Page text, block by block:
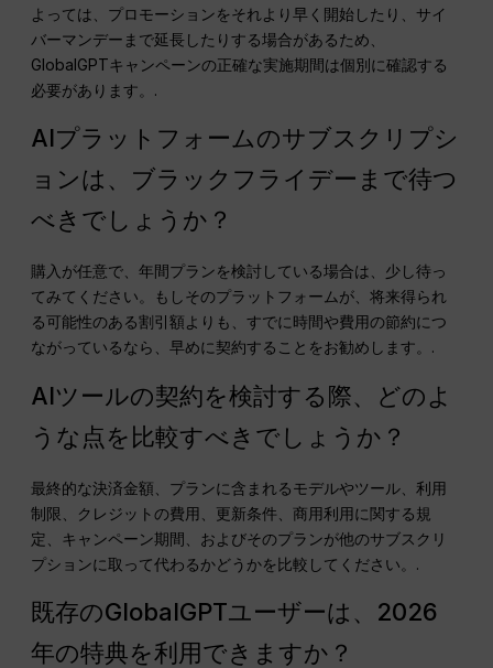
よっては、プロモーションをそれより早く開始したり、サイ
バーマンデーまで延長したりする場合があるため、
GlobalGPTキャンペーンの正確な実施期間は個別に確認する
必要があります。.
AIプラットフォームのサブスクリプシ
ョンは、ブラックフライデーまで待つ
べきでしょうか？
購入が任意で、年間プランを検討している場合は、少し待っ
てみてください。もしそのプラットフォームが、将来得られ
る可能性のある割引額よりも、すでに時間や費用の節約につ
ながっているなら、早めに契約することをお勧めします。.
AIツールの契約を検討する際、どのよ
うな点を比較すべきでしょうか？
最終的な決済金額、プランに含まれるモデルやツール、利用
制限、クレジットの費用、更新条件、商用利用に関する規
定、キャンペーン期間、およびそのプランが他のサブスクリ
プションに取って代わるかどうかを比較してください。.
既存のGlobalGPTユーザーは、2026
年の特典を利用できますか？